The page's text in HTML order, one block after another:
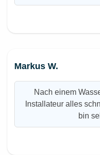
Markus W.
Nach einem
Installateur alles
bin